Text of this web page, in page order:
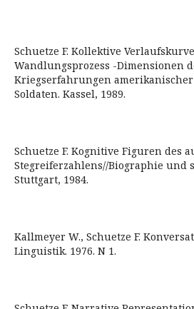
Schuetze F. Kollektive
Wandlungsprozess -Dimensionen
Kriegserfahrungen
Soldaten. Kassel, 1989.
Schuetze F. Kognitive Figuren des
Stegreiferzahlens//Biographie und
Stuttgart, 1984.
Kallmeyer W., Schuetze F.
Linguistik. 1976. N 1.